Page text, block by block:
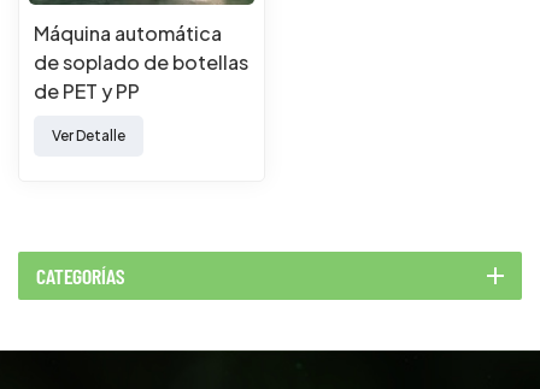
Máquina automática
de soplado de botellas
de PET y PP
Ver Detalle
CATEGORÍAS